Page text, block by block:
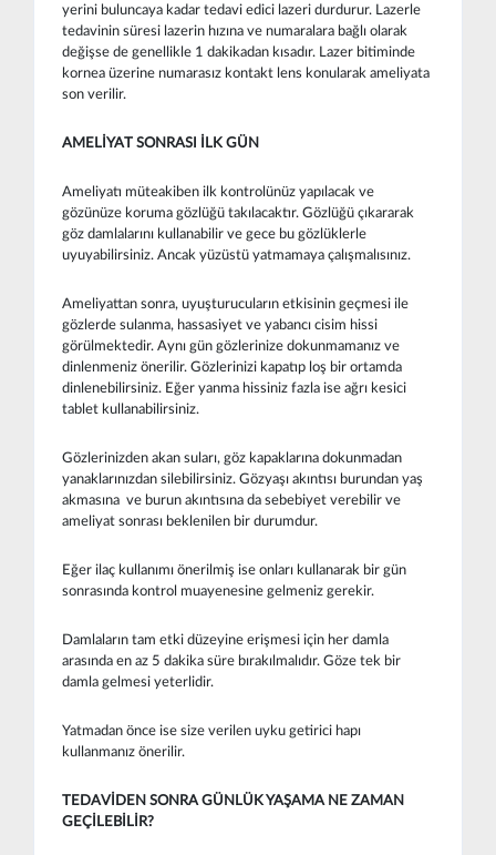
yerini buluncaya kadar tedavi edici lazeri durdurur. Lazerle
tedavinin süresi lazerin hızına ve numaralara bağlı olarak
değişse de genellikle 1 dakikadan kısadır. Lazer bitiminde
kornea üzerine numarasız kontakt lens konularak ameliyata
son verilir.
AMELİYAT SONRASI İLK GÜN
Ameliyatı müteakiben ilk kontrolünüz yapılacak ve
gözünüze koruma gözlüğü takılacaktır. Gözlüğü çıkararak
göz damlalarını kullanabilir ve gece bu gözlüklerle
uyuyabilirsiniz. Ancak yüzüstü yatmamaya çalışmalısınız.
Ameliyattan sonra, uyuşturucuların etkisinin geçmesi ile
gözlerde sulanma, hassasiyet ve yabancı cisim hissi
görülmektedir. Aynı gün gözlerinize dokunmamanız ve
dinlenmeniz önerilir. Gözlerinizi kapatıp loş bir ortamda
dinlenebilirsiniz. Eğer yanma hissiniz fazla ise ağrı kesici
tablet kullanabilirsiniz.
Gözlerinizden akan suları, göz kapaklarına dokunmadan
yanaklarınızdan silebilirsiniz. Gözyaşı akıntısı burundan yaş
akmasına ve burun akıntısına da sebebiyet verebilir ve
ameliyat sonrası beklenilen bir durumdur.
Eğer ilaç kullanımı önerilmiş ise onları kullanarak bir gün
sonrasında kontrol muayenesine gelmeniz gerekir.
Damlaların tam etki düzeyine erişmesi için her damla
arasında en az 5 dakika süre bırakılmalıdır. Göze tek bir
damla gelmesi yeterlidir.
Yatmadan önce ise size verilen uyku getirici hapı
kullanmanız önerilir.
TEDAVİDEN SONRA GÜNLÜK YAŞAMA NE ZAMAN
GEÇİLEBİLİR?